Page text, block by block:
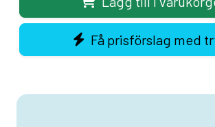
Få prisförslag med